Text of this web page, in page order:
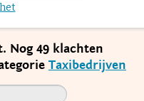
Nog 49 klachten
Taxibedrijven